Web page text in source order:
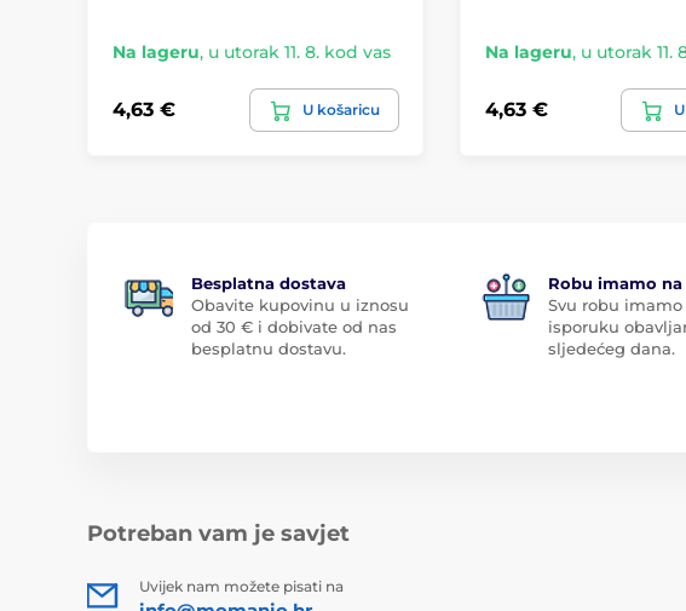
Na lageru, u utorak 11. 8. kod vas
4,63 € U košaricu
Na lageru, u utorak 11.
4,63 €
Besplatna dostava
Obavite kupovinu u iznosu
od 30 € i dobivate od nas
besplatnu dostavu.
Robu imamo na
Svu robu imamo
isporuku
sljedećeg dana.
Potreban vam je savjet
Uvijek nam možete pisati na